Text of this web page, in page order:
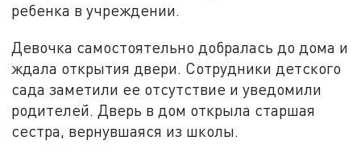
ребенка в учреждении.
Девочка самостоятельно добралась до дома и
ждала открытия двери. Сотрудники детского
сада заметили ее отсутствие и уведомили
родителей. Дверь в дом открыла старшая
сестра, вернувшаяся из школы.